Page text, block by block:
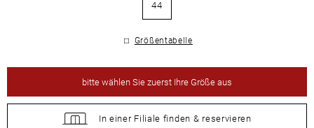
44
Größentabelle
bittewählen Sie zuerst Ihre Größe aus
In einer Filiale finden & reservieren